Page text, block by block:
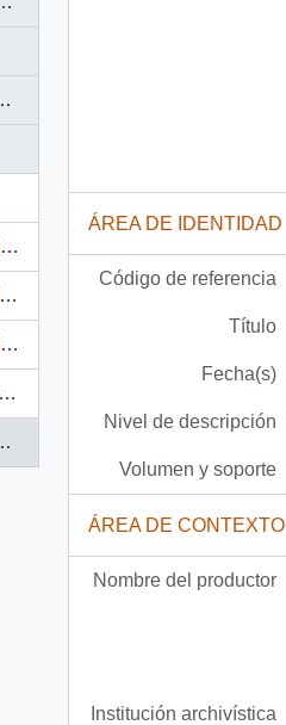
ÁREA DE IDENTIDAD
Código de referencia
Título
Fecha(s)
Nivel de descripción
Volumen y soporte
ÁREA DE CONTEXTO
Nombre del productor
Institución archivística